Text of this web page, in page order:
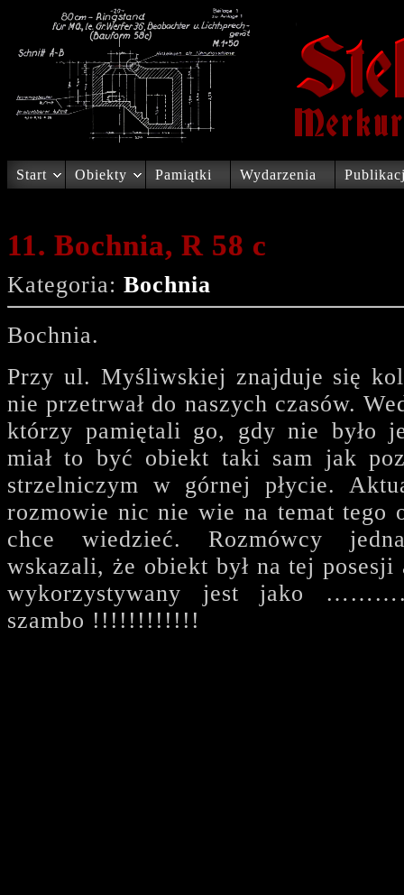
Start Obiekty Pamiątki Wydarzenia
11. Bochnia, R 58 c
Kategoria: Bochnia
Bochnia.
Przy ul. Myśliwskiej znajduje się
nie przetrwał do naszych czasów.
którzy pamiętali go, gdy nie było
miał to być obiekt taki sam jak
strzelniczym w górnej płycie.
rozmowie nic nie wie na temat tego
chce wiedzieć. Rozmówcy
wskazali, że obiekt był na tej posesji
wykorzystywany jest jako
szambo !!!!!!!!!!!!